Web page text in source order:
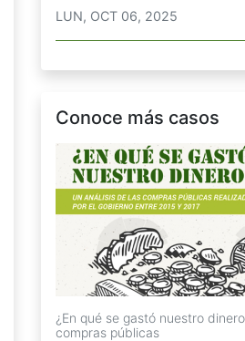
LUN, OCT 06, 2025
Conoce más casos
¿En qué se gastó nuestro
compras públicas